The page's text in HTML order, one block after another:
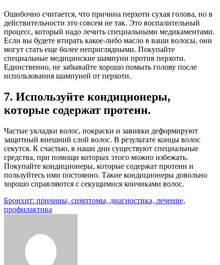
Ошибочно считается, что причина перхоти сухая голова, но в
действительности это совсем не так. Это воспалительный
процесс, который надо лечить специальными медикаментами.
Если вы будете втирать какое-либо масло в ваши волосы, они
могут стать еще более неприглядными. Покупайте
специальные медицинские шампуни против перхоти.
Единственно, не забывайте хорошо помыть голову после
использования шампуней от перхоти.
7. Используйте кондиционеры,
которые содержат протеин.
Частые укладки волос, покраски и завивки деформируют
защитный внешний слой волос. В результате концы волос
секутся. К счастью, в наши дни существуют специальные
средства, при помощи которых этого можно избежать.
Покупайте кондиционеры, которые содержат протеин и
пользуйтесь ими постоянно. Такие кондиционеры довольно
хорошо справляются с секущимися кончиками волос.
Навигация
по
Бронхит: причины, симптомы, диагностика, лечение,
профилактика